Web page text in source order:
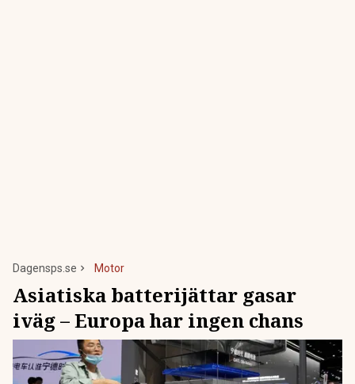
Dagensps.se Motor
Asiatiska batterijättar gasar
iväg – Europa har ingen chans